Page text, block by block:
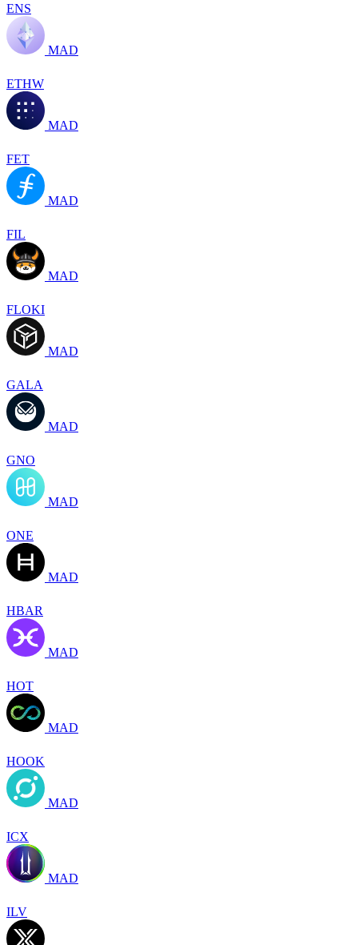
ENS
MAD
ETHW
MAD
FET
MAD
FIL
MAD
FLOKI
MAD
GALA
MAD
GNO
MAD
ONE
MAD
HBAR
MAD
HOT
MAD
HOOK
MAD
ICX
MAD
ILV